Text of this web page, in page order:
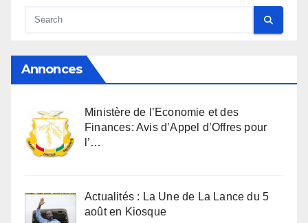
Annonces
Ministère de l’Economie et des
Finances: Avis d’Appel d’Offres pour
l’…
Actualités : La Une de La Lance du 5
août en Kiosque